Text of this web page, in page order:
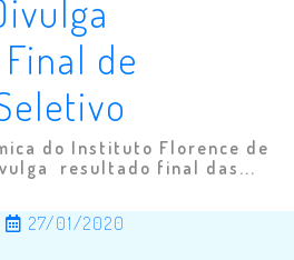
de
do Instituto Florence de
resultado final das...
27/01/2020